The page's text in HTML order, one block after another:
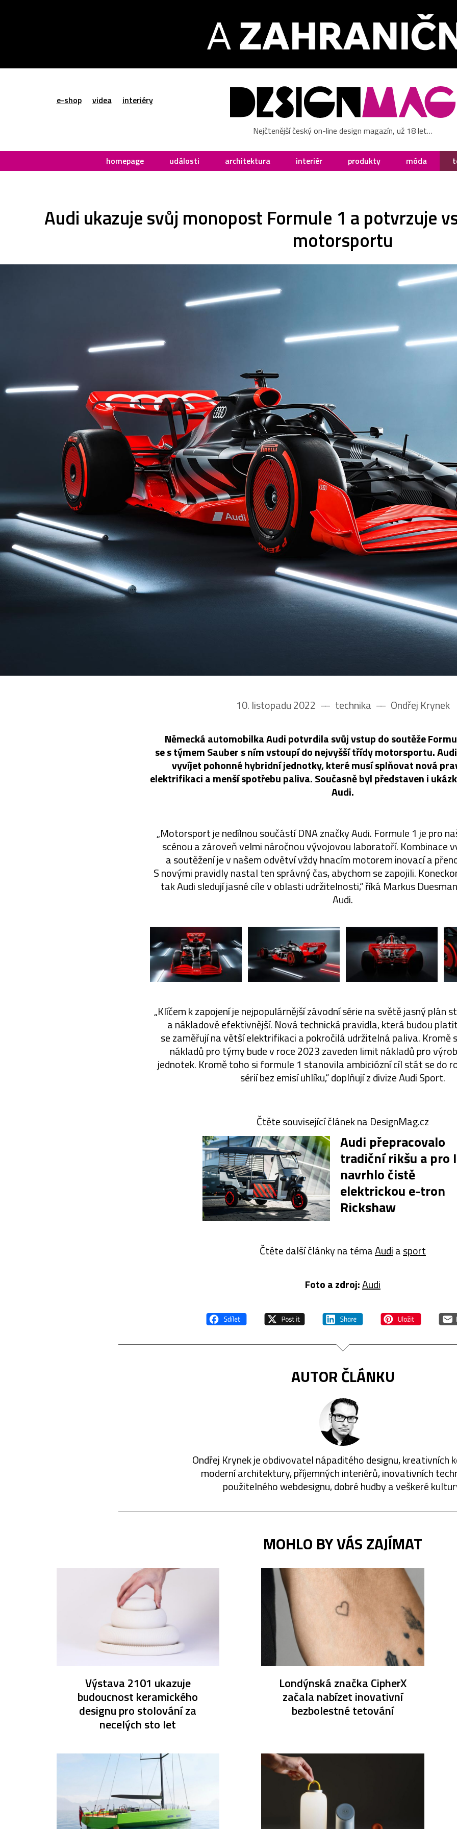
e-shop videa interiéry
Nejčtenější český on-line design magazín, už 18 let…
homepage události architektura interiér produkty móda
Audi ukazuje svůj monopost Formule 1 a potvrzuje
motorsportu
10. listopadu 2022 –– technika –– Ondřej Krynek
Německá automobilka Audi potvrdila svůj vstup do soutěže
se s týmem Sauber s ním vstoupí do nejvyšší třídy motorsportu.
vyvíjet pohonné hybridní jednotky, které musí splňovat nová
elektrifikaci a menší spotřebu paliva. Současně byl představen i
Audi.
„Motorsport je nedílnou součástí DNA značky Audi. Formule 1 je pro
scénou a zároveň velmi náročnou vývojovou laboratoří. Kombinace
a soutěžení je v našem odvětví vždy hnacím motorem inovací a
S novými pravidly nastal ten správný čas, abychom se zapojili.
tak Audi sledují jasné cíle v oblasti udržitelnosti,“ říká Markus
Audi.
„Klíčem k zapojení je nejpopulárnější závodní série na světě jasný plán
a nákladově efektivnější. Nová technická pravidla, která budou
se zaměřují na větší elektrifikaci a pokročilá udržitelná paliva. Kromě
nákladů pro týmy bude v roce 2023 zaveden limit nákladů pro
jednotek. Kromě toho si formule 1 stanovila ambiciózní cíl stát se do
sérií bez emisí uhlíku,“ doplňují z divize Audi Sport.
Čtěte související článek na DesignMag.cz
Audi přepracovalo
tradiční rikšu a pro
navrhlo čistě
elektrickou e-tron
Rickshaw
Čtěte další články na témaAudiasport
Foto a zdroj:Audi
AUTOR ČLÁNKU
Ondřej Krynek je obdivovatel nápaditého designu, kreativních
moderní architektury, příjemných interiérů, inovativních
použitelného webdesignu, dobré hudby a veškeré
MOHLO BY VÁS ZAJÍMAT
Výstava 2101 ukazuje
budoucnost keramického
designu pro stolování za
necelých sto let
Londýnská značka CipherX
začala nabízet inovativní
bezbolestné tetování